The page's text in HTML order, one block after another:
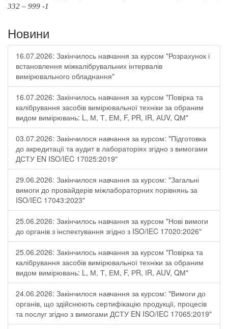
332 – 999 -1
Новини
16.07.2026: Закінчилось навчання за курсом "Розрахунок і
встановлення міжкалібрувальних інтервалів
вимірювального обладнання"
16.07.2026: Закінчилось навчання за курсом "Повірка та
калібрування засобів вимірювальної техніки за обраним
видом вимірювань: L, М, Т, ЕМ, F, РR, ІR, АUV, QМ"
03.07.2026: Закінчилося навчання за курсом: "Підготовка
до акредитації та аудит в лабораторіях згідно з вимогами
ДСТУ EN ISO/IEC 17025:2019"
29.06.2026: Закінчилося навчання за курсом: "Загальні
вимоги до провайдерів міжлабораторних порівнянь за
ISO/IEC 17043:2023"
25.06.2026: Закінчилось навчання за курсом "Нові вимоги
до органів з інспектування згідно з ISO/IEC 17020:2026"
25.06.2026: Закінчилось навчання за курсом "Повірка та
калібрування засобів вимірювальної техніки за обраним
видом вимірювань: L, М, Т, ЕМ, F, РR, ІR, АUV, QМ"
24.06.2026: Закінчилося навчання за курсом: "Вимоги до
органів, що здійснюють сертифікацію продукції, процесів
та послуг згідно з вимогами ДСТУ EN ISO/IEC 17065:2019"